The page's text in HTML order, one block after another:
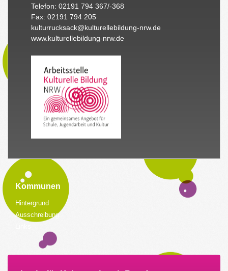
Telefon: 02191 794 367/-368
Fax: 02191 794 205
kulturrucksack@kulturellebildung-nrw.de
www.kulturellebildung-nrw.de
Kommunen
Hintergrund
Ausschreibung